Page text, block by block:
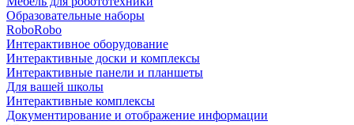
Образовательные наборы
RoboRobo
Интерактивное оборудование
Интерактивные доски и комплексы
Интерактивные панели и планшеты
Для вашей школы
Интерактивные комплексы
Документирование и отображение информации